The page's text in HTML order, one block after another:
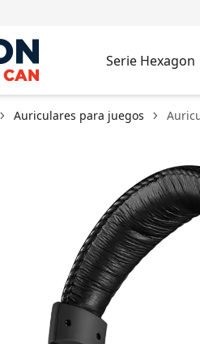
Serie Hexagon
Auriculares para juegos